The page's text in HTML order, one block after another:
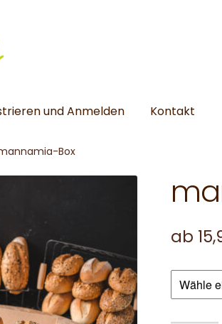
und Anmelden Kontakt
Box
ab